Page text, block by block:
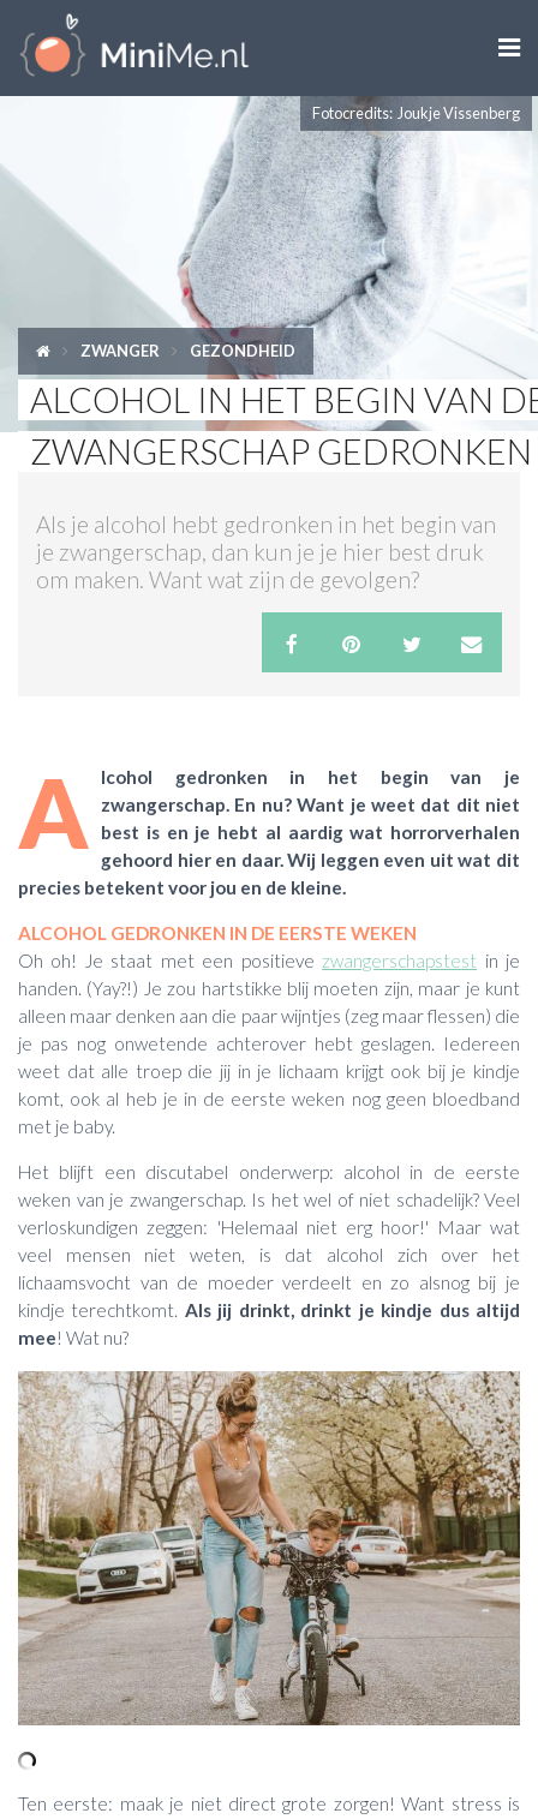

ZWANGER
KIND
LIFESTYLE
SHOPS
Fotocredits: Joukje Vissenberg
ZWANGER GEZONDHEID
ALCOHOL IN HET BEGIN VAN
ZWANGERSCHAP GEDRONKEN
Als je alcohol hebt gedronken in het begin van
je zwangerschap, dan kun je je hier best druk
om maken. Want wat zijn de gevolgen?
A
lcohol gedronken in het begin van je
zwangerschap. En nu? Want je weet dat dit niet
best is en je hebt al aardig wat horrorverhalen
gehoord hier en daar. Wij leggen even uit wat dit
precies betekent voor jou en de kleine.
ALCOHOL GEDRONKEN IN DE EERSTE WEKEN
Oh oh! Je staat met een positieve zwangerschapstest in je
handen. (Yay?!) Je zou hartstikke blij moeten zijn, maar je kunt
alleen maar denken aan die paar wijntjes (zeg maar flessen) die
je pas nog onwetende achterover hebt geslagen. Iedereen
weet dat alle troep die jij in je lichaam krijgt ook bij je kindje
komt, ook al heb je in de eerste weken nog geen bloedband
met je baby.
Het blijft een discutabel onderwerp: alcohol in de eerste
weken van je zwangerschap. Is het wel of niet schadelijk? Veel
verloskundigen zeggen: 'Helemaal niet erg hoor!' Maar wat
veel mensen niet weten, is dat alcohol zich over het
lichaamsvocht van de moeder verdeelt en zo alsnog bij je
kindje terechtkomt. Als jij drinkt, drinkt je kindje dus altijd
mee! Wat nu?
Ten eerste: maak je niet direct grote zorgen! Want stress is